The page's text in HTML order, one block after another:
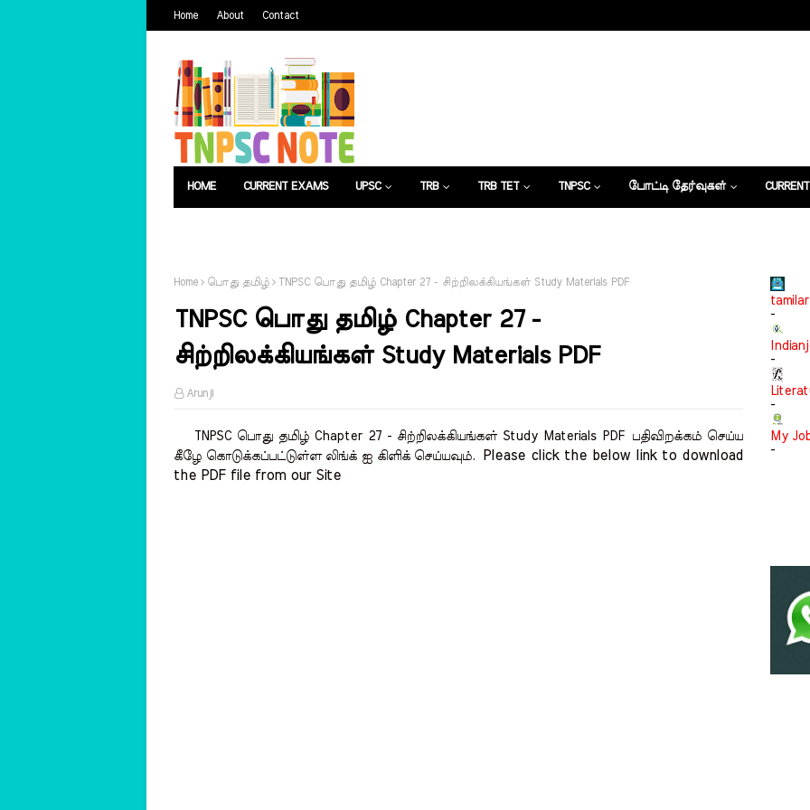
Home About Contact
HOME CURRENT EXAMS UPSC TRB TRB TET TNPSC போட்டி தேர்வுகள்
Home பொது தமிழ் TNPSC பொது தமிழ் Chapter 27 - சிற்றிலக்கியங்கள் Study Materials PDF
TNPSC பொது தமிழ் Chapter 27 -
சிற்றிலக்கியங்கள் Study Materials PDF
Arunji
TNPSC பொது தமிழ் Chapter 27 - சிற்றிலக்கியங்கள் Study Materials PDF பதிவிறக்கம் செய்ய
கீழே கொடுக்கப்பட்டுள்ள லிங்க் ஐ கிளிக் செய்யவும்.
Please click the below link to download
the PDF file from our Site
-
-
-
My
-